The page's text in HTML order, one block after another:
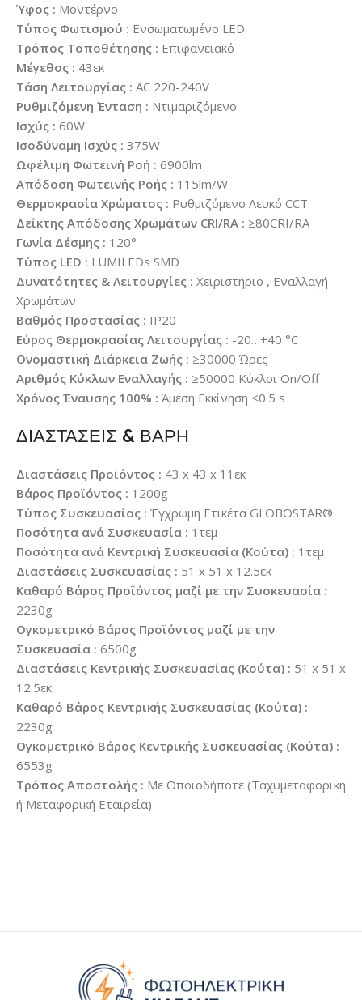
Ύφος : Μοντέρνο
Τύπος Φωτισμού : Ενσωματωμένο LED
Τρόπος Τοποθέτησης : Επιφανειακό
Μέγεθος : 43εκ
Τάση Λειτουργίας : AC 220-240V
Ρυθμιζόμενη Ένταση : Ντιμαριζόμενο
Ισχύς : 60W
Ισοδύναμη Ισχύς : 375W
Ωφέλιμη Φωτεινή Ροή : 6900lm
Απόδοση Φωτεινής Ροής : 115lm/W
Θερμοκρασία Χρώματος : Ρυθμιζόμενο Λευκό CCT
Δείκτης Απόδοσης Χρωμάτων CRI/RA : ≥80CRI/RA
Γωνία Δέσμης : 120°
Τύπος LED : LUMILEDs SMD
Δυνατότητες & Λειτουργίες : Χειριστήριο , Εναλλαγή
Χρωμάτων
Βαθμός Προστασίας : IP20
Εύρος Θερμοκρασίας Λειτουργίας : -20…+40 °C
Ονομαστική Διάρκεια Ζωής : ≥30000 Ώρες
Αριθμός Κύκλων Εναλλαγής : ≥50000 Κύκλοι On/Off
Χρόνος Έναυσης 100% : Άμεση Εκκίνηση <0.5 s
ΔΙΑΣΤΑΣΕΙΣ & ΒΑΡΗ
Διαστάσεις Προϊόντος : 43 x 43 x 11εκ
Βάρος Προϊόντος : 1200g
Τύπος Συσκευασίας : Έγχρωμη Ετικέτα GLOBOSTAR®
Ποσότητα ανά Συσκευασία : 1τεμ
Ποσότητα ανά Κεντρική Συσκευασία (Κούτα) : 1τεμ
Διαστάσεις Συσκευασίας : 51 x 51 x 12.5εκ
Καθαρό Βάρος Προϊόντος μαζί με την Συσκευασία :
2230g
Ογκομετρικό Βάρος Προϊόντος μαζί με την
Συσκευασία : 6500g
Διαστάσεις Κεντρικής Συσκευασίας (Κούτα) : 51 x 51 x
12.5εκ
Καθαρό Βάρος Κεντρικής Συσκευασίας (Κούτα) :
2230g
Ογκομετρικό Βάρος Κεντρικής Συσκευασίας (Κούτα) :
6553g
Τρόπος Αποστολής : Με Οποιοδήποτε (Ταχυμεταφορική
ή Μεταφορική Εταιρεία)